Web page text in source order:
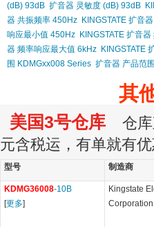
(dB) 93dB 扩音器 灵敏度 (dB) 93dB
器 共振频率 450Hz KINGSTATE 扩音
响应最小值 450Hz KINGSTATE 扩音
器 频率响应最大值 6kHz KINGSTATE
围 KDMGxx008 Series 扩音器 产品范
其
美国3号仓库 仓库
元含税运，有单就有
型号 制造商
KDMG36008-10B
[更多]
Kingstate
Corporation